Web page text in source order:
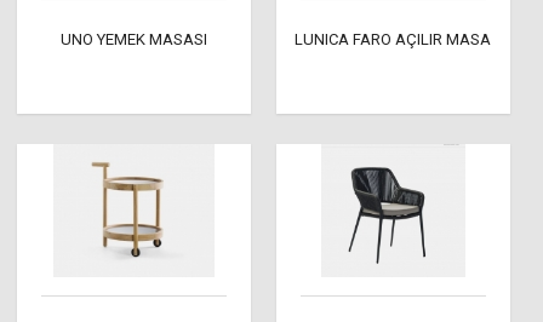
UNO YEMEK MASASI LUNICA FARO AÇILIR MASA